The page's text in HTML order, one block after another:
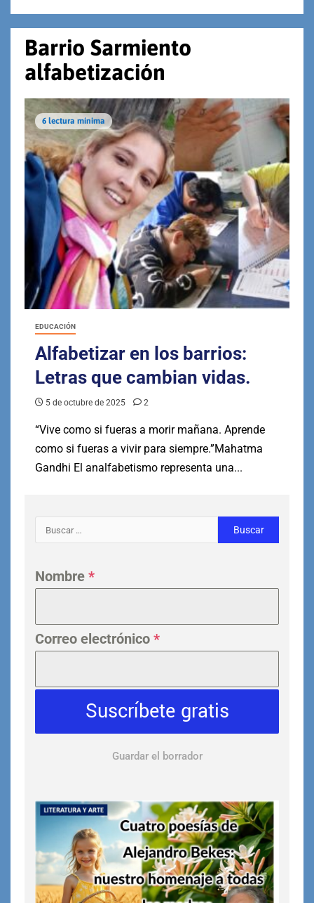
Barrio Sarmiento
alfabetización
6 lectura mínima
EDUCACIÓN
Alfabetizar en los barrios:
Letras que cambian vidas.
5 de octubre de 2025 2
“Vive como si fueras a morir mañana. Aprende
como si fueras a vivir para siempre.”Mahatma
Gandhi El analfabetismo representa una...
Nombre *
Correo electrónico *
Suscríbete gratis
Guardar el borrador